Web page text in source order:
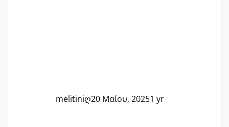
melitiniღ20 Μαίου, 20251 yr